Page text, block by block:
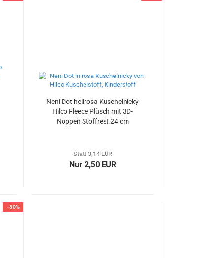
Neni Dot hellrosa Kuschelnicky
Hilco Fleece Plüsch mit 3D-
Noppen Stoffrest 24 cm
Statt 3,14 EUR
Nur 2,50 EUR
-30%